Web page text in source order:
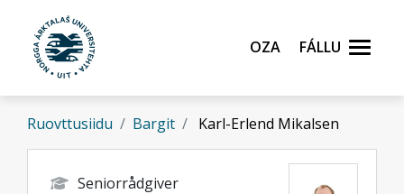
Gå til hovedinnhold
Oza
Fállu
Ruovttusiidu Bargit Karl-Erlend Mikalsen
Seniorrådgiver